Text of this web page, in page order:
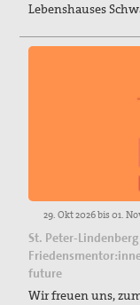
"Alle müssen
Unser
Unsere
Unsere
Unser
Das Thema
Themenheft
Pastoral"
Lebenshauses
St. Peter-
future
Wir freuen uns,